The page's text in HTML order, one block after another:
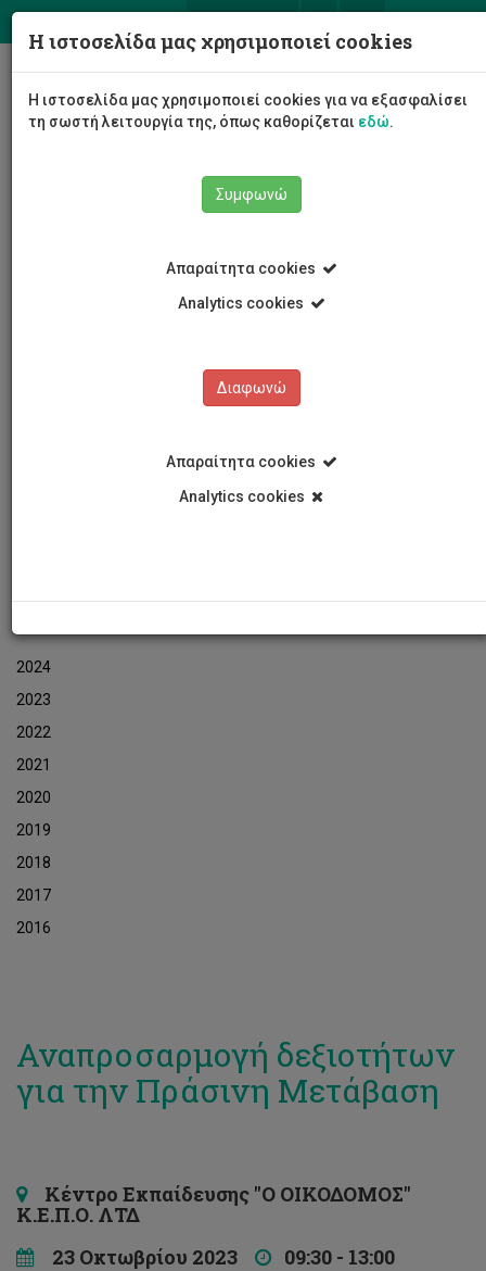
2024
2023
2022
2021
2020
2019
2018
2017
2016
Αναπροσαρμογή δεξιοτήτων
για την Πράσινη Μετάβαση
Κέντρο Εκπαίδευσης "Ο ΟΙΚΟΔΟΜΟΣ"
Κ.Ε.Π.Ο. ΛΤΔ
23 Οκτωβρίου 2023
09:30 - 13:00
Η ιστοσελίδα μας χρησιμοποιεί cookies
Η ιστοσελίδα μας χρησιμοποιεί cookies για να εξασφαλίσει
τη σωστή λειτουργία της, όπως καθορίζεται εδώ.
Συμφωνώ
Απαραίτητα cookies
Analytics cookies
Διαφωνώ
Απαραίτητα cookies
Analytics cookies